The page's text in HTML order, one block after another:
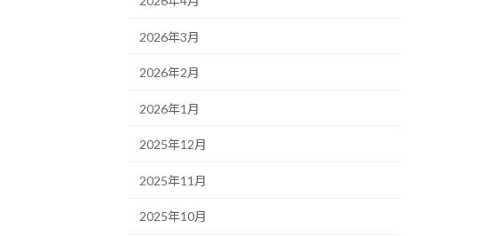
2026年3月
2026年2月
2026年1月
2025年12月
2025年11月
2025年10月